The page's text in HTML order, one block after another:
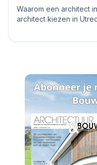
moet je op letten
Waarom een architect
architect kiezen in